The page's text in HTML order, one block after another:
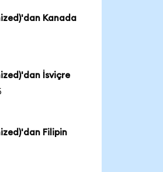
Kanada
İsviçre
Filipin